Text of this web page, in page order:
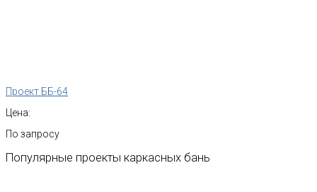
Проект ББ-64
Цена:
По запросу
Популярные проекты каркасных бань